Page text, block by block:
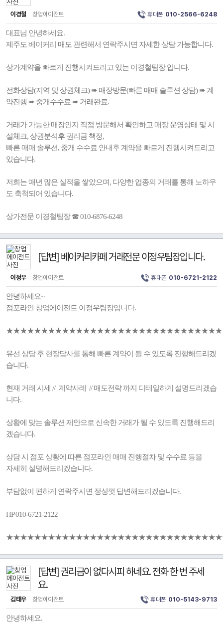
이경철 창업에이전트 휴대폰 010-2566-6248
대표님 안녕하세요.
제주도 베이커리 매도 관련해서 연락주시면 자세한 상담 가능합니다.
상가계약을 빠르게 진행시켜드리고 있는 이경철팀장 입니다.
전화상담(지역 및 상권체크) ➠ 매장방문(빠른 매매 솔루션 상담) ➠ 계
약진행 ➠ 중개수수료 ➠ 거래완료.
거래가 가능한 매장인지 직접 방문해서 확인하고 매장 운영상태 및 시
설체크, 상권분석후 권리금 책정,
빠른 매매 솔루션, 중개 수수료 안내후 계약을 빠르게 진행시켜드리고
있습니다.
저희는 매년 많은 실적을 쌓았으며, 다양한 업종의 거래를 통해 노하우
도 축척되어 있습니다.
상가전문 이경철팀장 ☎ 010-6876-6248
[답변] 베이커리카페 거래전문 이정우팀장입니다.
이정우 창업에이전트 휴대폰 010-6721-2122
안녕하세요~
점포라인 창업에이전트 이정우팀장입니다.
유선 상담 후 현장답사를 통해 빠른 계약이 될 수 있도록 진행해드리겠
습니다.
현재 거래 시세 // 계약사례 // 매도전략 까지 디테일하게 설명드리겠습
니다.
상황에 맞는 솔루션 제안으로 신속한 거래가 될 수 있도록 진행해드리
겠습니다.
상담 시 점포 상황에 따른 점포라인 매매 진행절차 및 수수료 등을
자세히 설명해드리겠습니다.
부담없이 편하게 연락주시면 정성껏 답변해드리겠습니다.
HP 010-6721-2122
[답변] 권리금이 없다시피 하네요. 전화 한 번 주세
요.
김태우 창업에이전트 휴대폰 010-5143-9713
안녕하세요.